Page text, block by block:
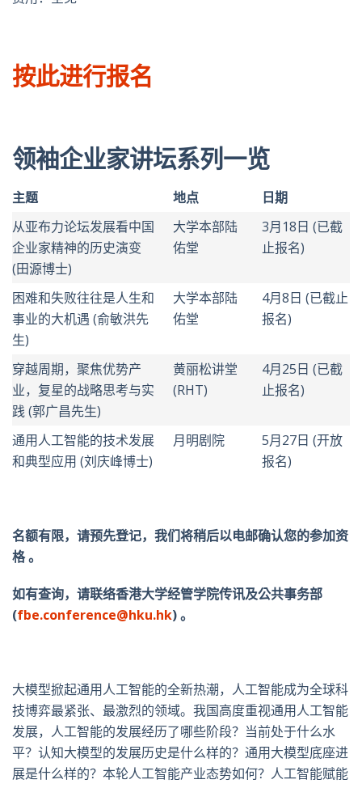
按此进行报名
领袖企业家讲坛系列一览
主题 地点
日期
从亚布力论坛发展看中国
企业家精神的历史演变
(田源博士)
大学本部陆
佑堂
3月18日 (已截
止报名)
困难和失败往往是人生和
事业的大机遇 (俞敏洪先
生)
大学本部陆
佑堂
4月8日 (已截止
报名)
穿越周期，聚焦优势产
业，复星的战略思考与实
践 (郭广昌先生)
黄丽松讲堂
(RHT)
4月25日 (已截
止报名)
通用人工智能的技术发展
和典型应用 (刘庆峰博士)
月明剧院
5月27日 (开放
报名)
名额有限，请预先登记，我们将稍后以电邮确认您的参加资
格 。
如有查询，请联络香港大学经管学院传讯及公共事务部
(fbe.conference@hku.hk) 。
大模型掀起通用人工智能的全新热潮，人工智能成为全球科
技博弈最紧张、最激烈的领域。我国高度重视通用人工智能
发展，人工智能的发展经历了哪些阶段？当前处于什么水
平？认知大模型的发展历史是什么样的？通用大模型底座进
展是什么样的？本轮人工智能产业态势如何？人工智能赋能